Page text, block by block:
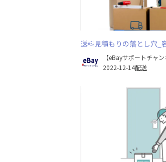
送料見積もりの落とし穴_
【eBayサポートチャ
2022-12-14配送